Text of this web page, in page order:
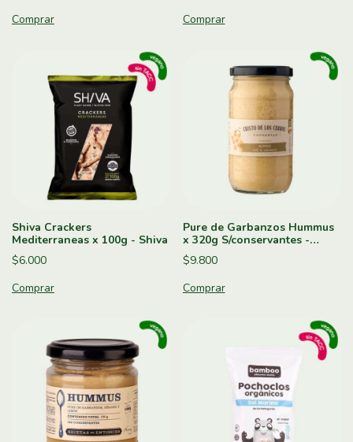
Shiva Crackers
Mediterraneas x 100g - Shiva
$6.000
Pure de Garbanzos Hummus
x 320g S/conservantes -
Cristo de los Cerros
$9.800